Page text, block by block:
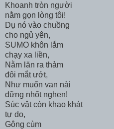
Khoanh tròn người
nằm gọn lòng tôi!
Dụ nó vào chuồng
cho ngủ yên,
SUMO khôn lắm
chạy xa liền,
Nằm lăn ra thảm
đôi mắt ướt,
Như muốn van nài
đững nhốt nghen!
Súc vật còn khao khát
tự do,
Gông cùm